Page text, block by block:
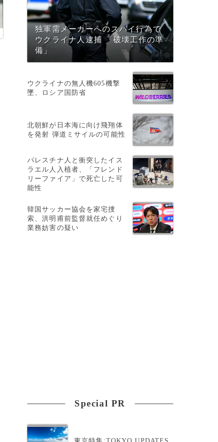
独軍需メーカーへのスパイ行為で
ウクライナ人逮捕 「破壊工作の準
備」
ウクライナの無人機605機撃
墜、ロシア国防省
北朝鮮が日本海に向け飛翔体
を発射 弾道ミサイルの可能性
パレスチナ人と衝突したイス
ラエル人入植者、「フレンド
リーファイア」で死亡した可
能性
韓国サッカー協会を家宅捜
索、洪明甫前監督就任めぐり
業務妨害の疑い
Special PR
東京特集:TOKYO UPDATES